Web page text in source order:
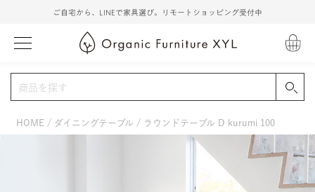
ご自宅から、LINEで家具選び。リモートショッピング受付中
HOME ダイニングテーブル ラウンドテーブル D kurumi 100